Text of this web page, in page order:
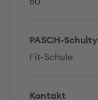
PASCH-
Fit-Schule
Kontakt